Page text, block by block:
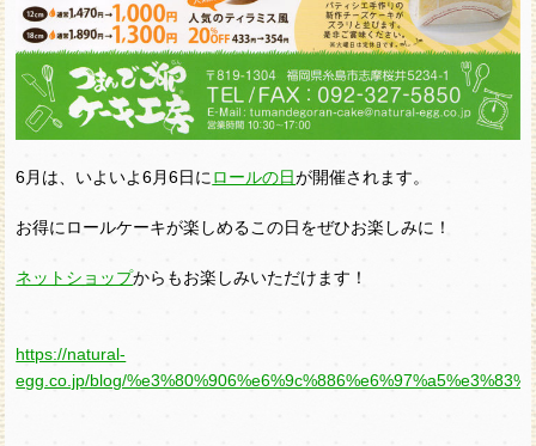
6月は、いよいよ6月6日にロールの日が開催されます。
お得にロールケーキが楽しめるこの日をぜひお楽しみに！
ネットショップからもお楽しみいただけます！
https://natural-
egg.co.jp/blog/